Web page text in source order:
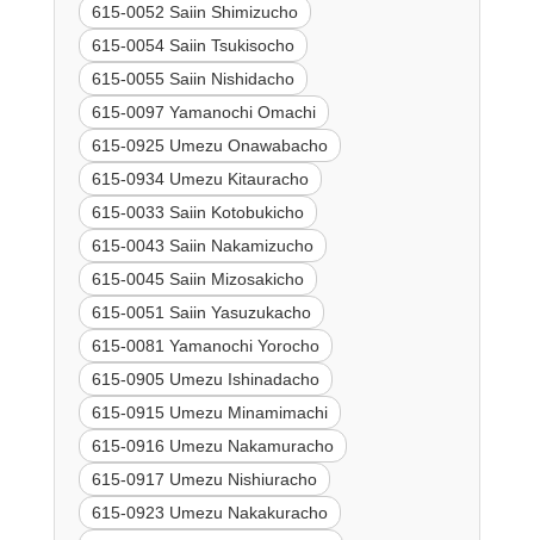
615-0052 Saiin Shimizucho
615-0054 Saiin Tsukisocho
615-0055 Saiin Nishidacho
615-0097 Yamanochi Omachi
615-0925 Umezu Onawabacho
615-0934 Umezu Kitauracho
615-0033 Saiin Kotobukicho
615-0043 Saiin Nakamizucho
615-0045 Saiin Mizosakicho
615-0051 Saiin Yasuzukacho
615-0081 Yamanochi Yorocho
615-0905 Umezu Ishinadacho
615-0915 Umezu Minamimachi
615-0916 Umezu Nakamuracho
615-0917 Umezu Nishiuracho
615-0923 Umezu Nakakuracho